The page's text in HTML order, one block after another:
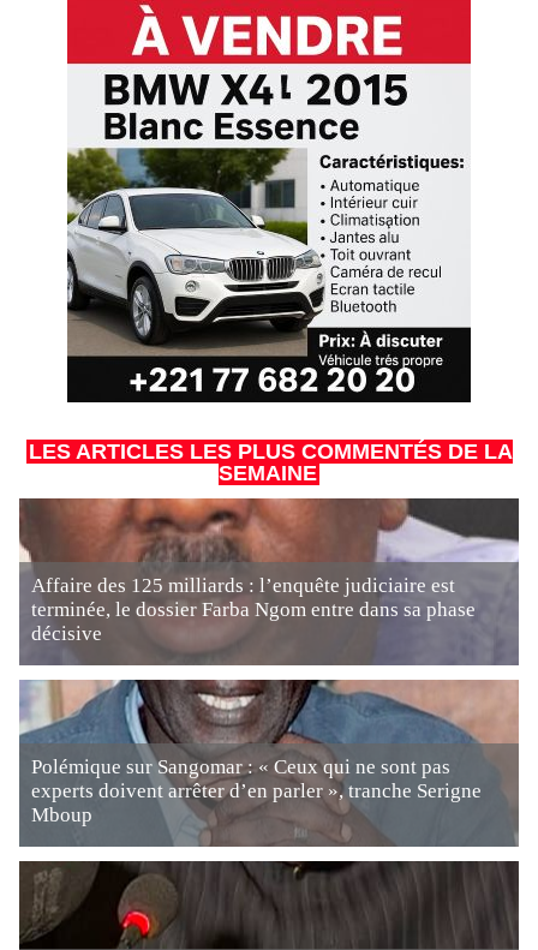
LES ARTICLES LES PLUS COMMENTÉS DE LA
SEMAINE
Affaire des 125 milliards : l’enquête judiciaire est
terminée, le dossier Farba Ngom entre dans sa phase
décisive
Polémique sur Sangomar : « Ceux qui ne sont pas
experts doivent arrêter d’en parler », tranche Serigne
Mboup